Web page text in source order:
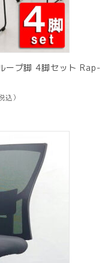
ープ脚 4脚セット Rap-
込）